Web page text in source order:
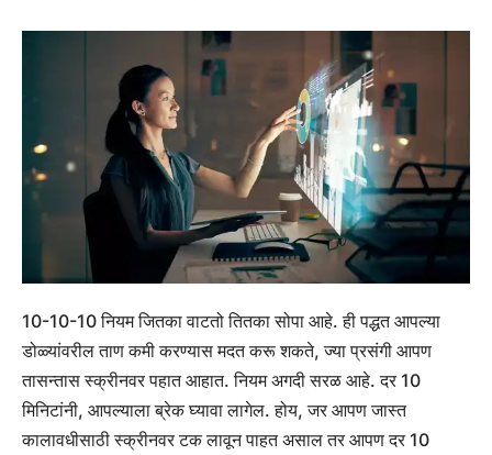
10-10-10 नियम जितका वाटतो तितका सोपा आहे. ही पद्धत आपल्या
डोळ्यांवरील ताण कमी करण्यास मदत करू शकते, ज्या प्रसंगी आपण
तासन्तास स्क्रीनवर पहात आहात. नियम अगदी सरळ आहे.दर 10
मिनिटांनी, आपल्याला ब्रेक घ्यावा लागेल. होय, जर आपण जास्त
कालावधीसाठी स्क्रीनवर टक लावून पाहत असाल तर आपण दर 10